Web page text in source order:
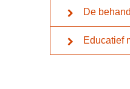
De
Educatief